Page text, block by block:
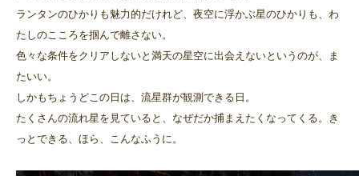
ランタンのひかりも魅力的だけれど、夜空に浮かぶ星のひかりも、わ
たしのこころを掴んで離さない。
色々な条件をクリアしないと満天の星空に出会えないというのが、ま
たいい。
しかもちょうどこの日は、流星群が観測できる日。
たくさんの流れ星を見ていると、なぜだか捕まえたくなってくる。き
っとできる、ほら、こんなふうに。